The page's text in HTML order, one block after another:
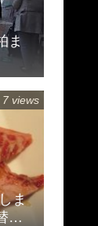
ま
ま
え
7 views